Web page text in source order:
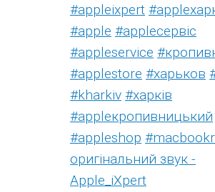
#appleixpert
#apple #аррleсервіс
#appleservice
#applestore #харьков
#kharkiv #харків
#appleкропивницький
#appleshop
оригінальний звук -
Apple_iXpert